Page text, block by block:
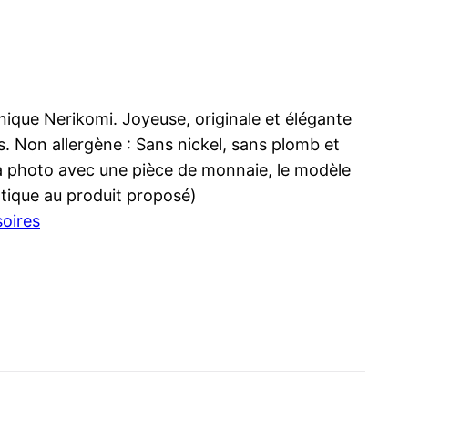
Nerikomi. Joyeuse, originale et élégante
Non allergène : Sans nickel, sans plomb et
photo avec une pièce de monnaie, le modèle
au produit proposé)